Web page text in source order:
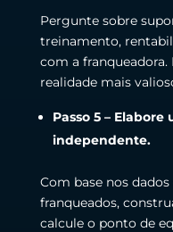
Pergunte sobre
treinamento,
com a franqueadora.
realidade mais
Passo 5 –
independente.
Com base nos
franqueados,
calcule o ponto de